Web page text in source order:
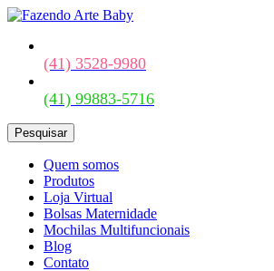
(41) 3528-9980
(41) 99883-5716
Pesquisar
Quem somos
Produtos
Loja Virtual
Bolsas Maternidade
Mochilas Multifuncionais
Blog
Contato